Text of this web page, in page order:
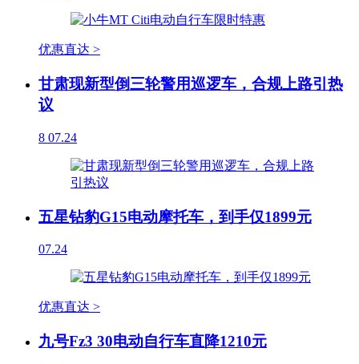
优惠直达 >
甘肃现新型倒三轮警用巡逻车，合规上路引热
议
8 07.24
五星钻豹G15电动摩托车，到手仅1899元
07.24
优惠直达 >
九号Fz3 30电动自行车直降1210元